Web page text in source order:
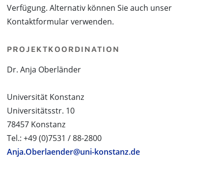
Verfügung. Alternativ können Sie auch unser
Kontaktformular verwenden.
PROJEKTKOORDINATION
Dr. Anja Oberländer
Universität Konstanz
Universitätsstr. 10
78457 Konstanz
Tel.: +49 (0)7531 / 88-2800
Anja.Oberlaender@uni-konstanz.de